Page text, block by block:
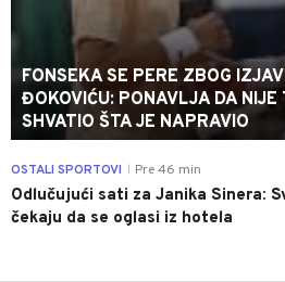
FONSEKA SE PERE ZBOG
ĐOKOVIĆU: PONAVLJA DA NIJE
SHVATIO ŠTA JE NAPRAVIO
OSTALI SPORTOVI Pre 46 min
Odlučujući sati za Janika Sinera:
čekaju da se oglasi iz hotela